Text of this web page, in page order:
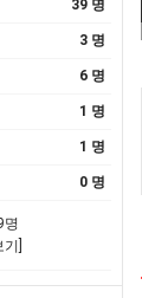
39 명
3 명
6 명
1 명
1 명
0 명
명
]